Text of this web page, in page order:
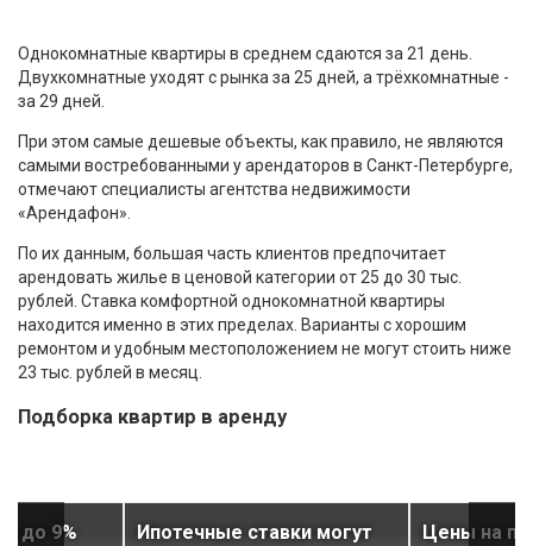
Однокомнатные квартиры в среднем сдаются за 21 день.
Двухкомнатные уходят с рынка за 25 дней, а трёхкомнатные -
за 29 дней.
При этом самые дешевые объекты, как правило, не являются
самыми востребованными у арендаторов в Санкт-Петербурге,
отмечают специалисты агентства недвижимости
«Арендафон».
По их данным, большая часть клиентов предпочитает
арендовать жилье в ценовой категории от 25 до 30 тыс.
рублей. Ставка комфортной однокомнатной квартиры
находится именно в этих пределах. Варианты с хорошим
ремонтом и удобным местоположением не могут стоить ниже
23 тыс. рублей в месяц.
Подборка квартир в аренду
до 9%
Ипотечные ставки могут
Цены на